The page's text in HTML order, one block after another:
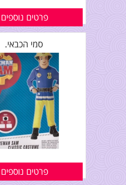
פרטים נוספים
סמי הכבאי.
פרטים נוספים